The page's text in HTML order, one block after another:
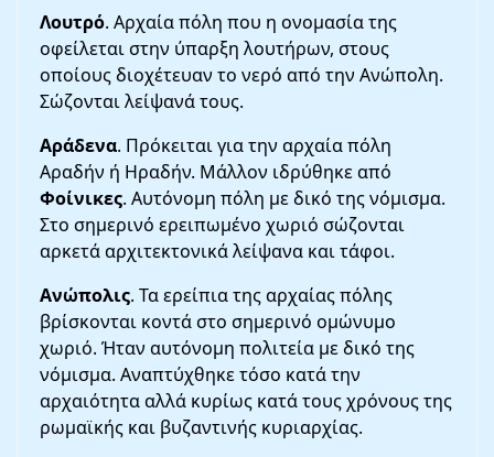
Λουτρό. Αρχαία πόλη που η ονομασία της
οφείλεται στην ύπαρξη λουτήρων, στους
οποίους διοχέτευαν το νερό από την Ανώπολη.
Σώζονται λείψανά τους.
Αράδενα. Πρόκειται για την αρχαία πόλη
Αραδήν ή Ηραδήν. Μάλλον ιδρύθηκε από
Φοίνικες. Αυτόνομη πόλη με δικό της νόμισμα.
Στο σημερινό ερειπωμένο χωριό σώζονται
αρκετά αρχιτεκτονικά λείψανα και τάφοι.
Ανώπολις. Τα ερείπια της αρχαίας πόλης
βρίσκονται κοντά στο σημερινό ομώνυμο
χωριό. Ήταν αυτόνομη πολιτεία με δικό της
νόμισμα. Αναπτύχθηκε τόσο κατά την
αρχαιότητα αλλά κυρίως κατά τους χρόνους της
ρωμαϊκής και βυζαντινής κυριαρχίας.